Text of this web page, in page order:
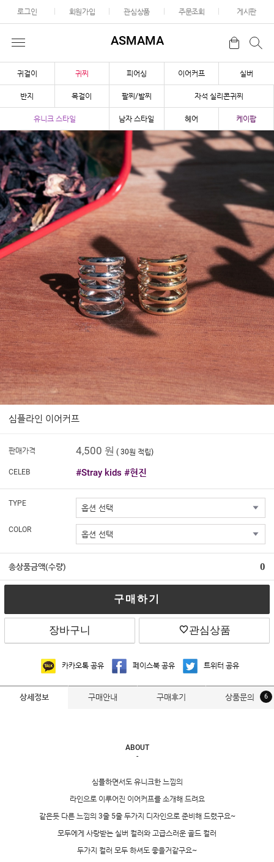
로그인 회원가입 관심상품 주문조회 게시판
ASMAMA
귀걸이 귀찌 피어싱 이어커프 실버
반지 목걸이 팔찌/발찌 자석 실리콘귀찌
유니크 스타일 남자 스타일 헤어 케이팝
심플라인 이어커프
판매가격 4,500 원 ( 30원 적립)
CELEB #Stray kids #현진
TYPE
COLOR
총상품금액(수량) 0
구매하기
장바구니 관심상품
카카오톡 공유 페이스북 공유 트위터 공유
상세정보 구매안내 구매후기 6
상품문의
ABOUT
-
심플하면서도 유니크한 느낌의
라인으로 이루어진 이어커프를 소개해 드려요
같은듯 다른 느낌의 3줄 5줄 두가지 디자인으로 준비해 드렸구요~
모두에게 사랑받는 실버 컬러와 고급스러운 골드 컬러
두가지 컬러 모두 하셔도 좋을거같구요~